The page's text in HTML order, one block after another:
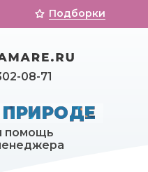
08-71
Подборки
помощь